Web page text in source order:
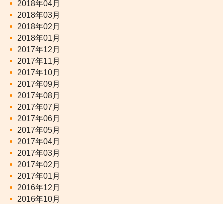
2018年04月
2018年03月
2018年02月
2018年01月
2017年12月
2017年11月
2017年10月
2017年09月
2017年08月
2017年07月
2017年06月
2017年05月
2017年04月
2017年03月
2017年02月
2017年01月
2016年12月
2016年10月